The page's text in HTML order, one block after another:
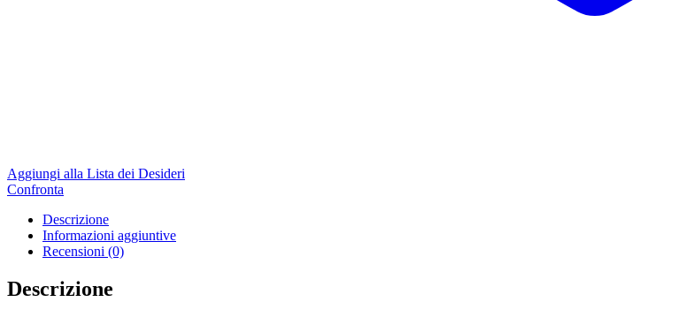
Aggiungi alla Lista dei Desideri
Confronta
Descrizione
Informazioni aggiuntive
Recensioni (0)
Descrizione